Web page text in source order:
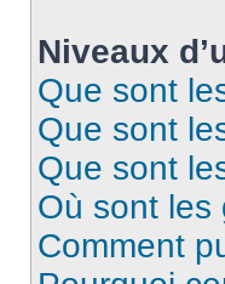
Niveaux
Que sont
Que sont
Que sont
Où sont les
Comment